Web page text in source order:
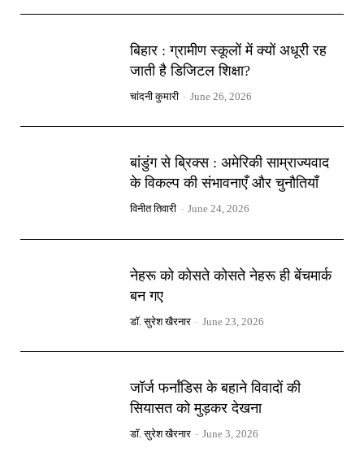
बिहार : ग्रामीण स्कूलों में क्यों अधूरी रह
जाती है डिजिटल शिक्षा?
चांदनी कुमारी - June 26, 2026
बांडुंग से ब्रिक्स : अमेरिकी साम्राज्यवाद
के विकल्प की संभावनाएँ और चुनौतियाँ
विनीत तिवारी - June 24, 2026
नेहरू को कोसते कोसते नेहरू ही बेंचमार्क
बन गए
डॉ. सुरेश खैरनार - June 23, 2026
जॉर्ज फर्नांडिस के बहाने विवादों की
सियासत को मुड़कर देखना
डॉ. सुरेश खैरनार - June 3, 2026